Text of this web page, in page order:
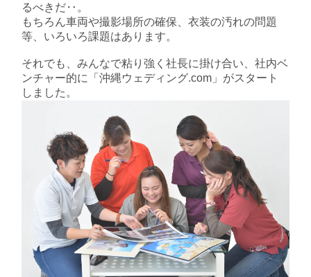
るべきだ‥。
もちろん車両や撮影場所の確保、衣装の汚れの問題
等、いろいろ課題はあります。
それでも、みんなで粘り強く社長に掛け合い、社内ベ
ンチャー的に「沖縄ウェディング.com」がスタート
しました。